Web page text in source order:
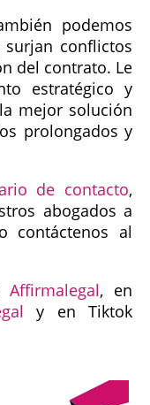
podemos
conflictos
del contrato. Le
estratégico y
mejor solución
prolongados y
de contacto,
abogados a
contáctenos al
Affirmalegal, en
y en Tiktok